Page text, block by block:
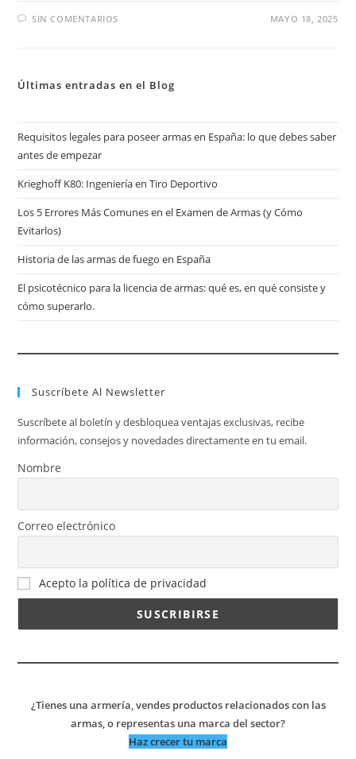
SIN COMENTARIOS MAYO 18, 2025
Últimas entradas en el Blog
Requisitos legales para poseer armas en España: lo que debes saber
antes de empezar
Krieghoff K80: Ingeniería en Tiro Deportivo
Los 5 Errores Más Comunes en el Examen de Armas (y Cómo
Evitarlos)
Historia de las armas de fuego en España
El psicotécnico para la licencia de armas: qué es, en qué consiste y
cómo superarlo.
Suscríbete Al Newsletter
Suscríbete al boletín y desbloquea ventajas exclusivas, recibe
información, consejos y novedades directamente en tu email.
Nombre
Correo electrónico
Acepto la política de privacidad
¿Tienes una armería, vendes productos relacionados con las
armas, o representas una marca del sector?
Haz crecer tu marca